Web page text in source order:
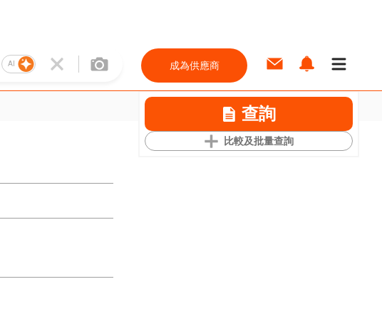
AI 成為供應商
查詢
比較及批量查詢